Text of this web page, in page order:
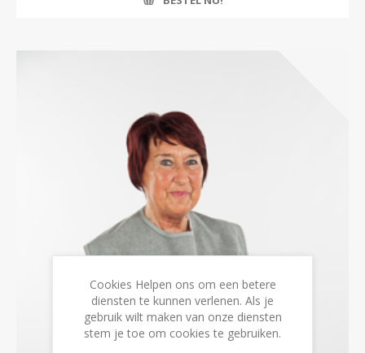
Cookies Helpen ons om een betere
diensten te kunnen verlenen. Als je
gebruik wilt maken van onze diensten
stem je toe om cookies te gebruiken.